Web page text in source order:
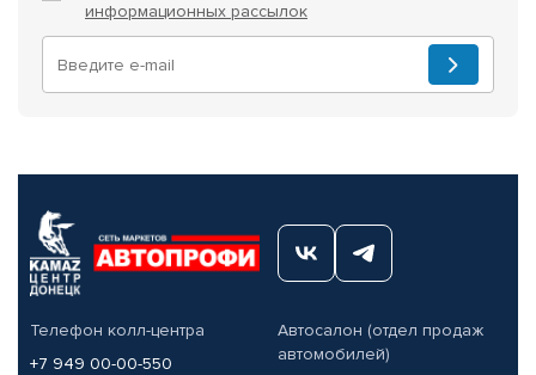
информационных рассылок
Телефон колл-центра
+7 949 00-00-550
Автосалон (отдел продаж
автомобилей)